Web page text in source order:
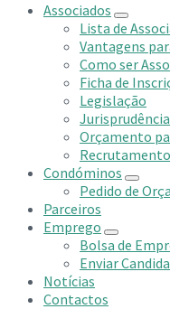
Associados
Lista de
Vantagens
Como ser
Ficha de
Legislação
Jurisprudência
Orçamento
Recrutamento
Condóminos
Pedido de
Parceiros
Emprego
Bolsa de
Enviar
Notícias
Contactos